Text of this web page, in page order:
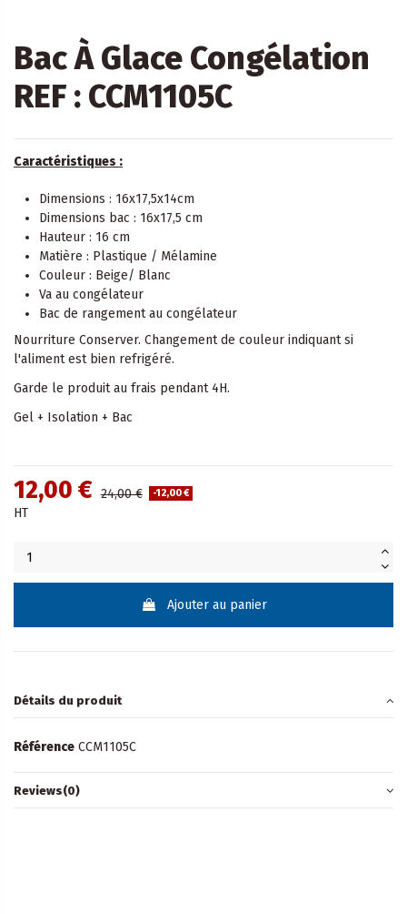
Bac À Glace Congélation
REF : CCM1105C
Caractéristiques :
Dimensions : 16x17,5x14cm
Dimensions bac : 16x17,5 cm
Hauteur : 16 cm
Matière : Plastique / Mélamine
Couleur : Beige/ Blanc
Va au congélateur
Bac de rangement au congélateur
Nourriture Conserver. Changement de couleur indiquant si
l'aliment est bien refrigéré.
Garde le produit au frais pendant 4H.
Gel + Isolation + Bac
12,00 € 24,00 € -12,00 €
HT
Ajouter au panier
Détails du produit
Référence CCM1105C
Reviews(0)